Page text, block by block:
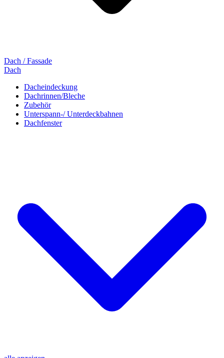
Dach / Fassade
Dach
Dacheindeckung
Dachrinnen/Bleche
Zubehör
Unterspann-/ Unterdeckbahnen
Dachfenster